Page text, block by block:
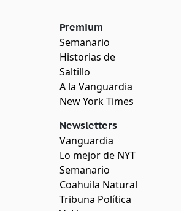
Premium
Semanario
Historias de
Saltillo
A la Vanguardia
New York Times
Newsletters
Vanguardia
Lo mejor de NYT
Semanario
Coahuila Natural
Tribuna Política